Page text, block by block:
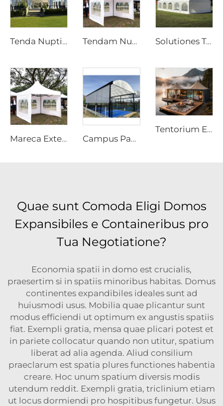
Tenda Nuptialis Modularis | Tenda Eventualis Rapidae Constitutionis Impervia Ad Tempestatem pro Solutionibus Commercialibus Festivis et Feriarum Tendam Nuptiale Modularis Sine Columnis | Tendam Eventualis PVC Praemium Impermeabile ad Coetus Magnos Solutiones Tendae Nuptialis Luxuosae pro Projectis Hospitalitatis | Aula Convivalis Sine Columnis cum Parietibus Lateralibus Vitreis et Ornamentis Interioribus
Mareca Exterius Magnae Magnitudinis pro Eventibus | Structura Commerciale Imbribus Impervia ex Framis Alluminii Campus Padel Exterioris Modularis Ad Hoc cum Tecto | Facilitas Padel Tennistica Portabilis Impervia Ad Pluviam pro Resortis Luxuosis et Centris Sportivis
Tentorium Exterius Praefabricatum Ad Personam Variabile | Structura Resortis Ecologici Ad Altam Performantiam Imbribus Impervia
Quae sunt Comoda Eligi Domos
Expansibiles e Containeribus pro
Tua Negotiatione?
Economia spatii in domo est crucialis,
praesertim si in spatiis minoribus habitas. Domus
continentes expandibiles ideales sunt ad
huiusmodi usus. Mobilia quae plicantur sunt
modus efficiendi ut optimum ex angustis spatiis
fiat. Exempli gratia, mensa quae plicari potest et
in pariete collocatur quando non utitur, spatium
liberat ad alia agenda. Aliud consilium
praeclarum est spatia plures functiones habentia
creare. Hoc unum spatium diversis modis
utendum reddit. Exempli gratia, triclinium etiam
ut locus dormiendi pro hospitibus fungetur. Usus